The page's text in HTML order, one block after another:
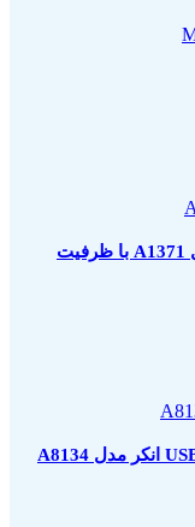
پاور بانک PowerCore Plus انکر مدل A1371 با ظرفیت
کابل شارژر و تبدیل Micro USB به USB انکر مدل A8134